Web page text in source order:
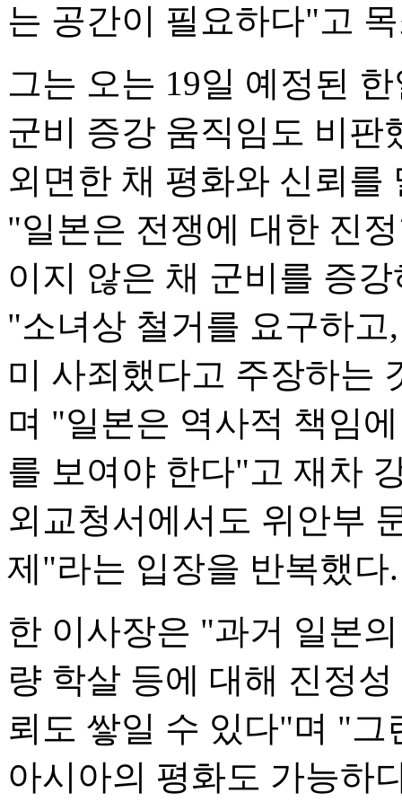
는 공간이 필요하다"고
그는 오는 19일 예정된
군비 증강 움직임도 비
외면한 채 평화와 신뢰
"일본은 전쟁에 대한 진
이지 않은 채 군비를 증
"소녀상 철거를 요구하
미 사죄했다고 주장하는
며 "일본은 역사적 책임
를 보여야 한다"고 재차
외교청서에서도 위안부
제"라는 입장을 반복했다.
한 이사장은 "과거 일본
량 학살 등에 대해 진정
뢰도 쌓일 수 있다"며 "
아시아의 평화도 가능하